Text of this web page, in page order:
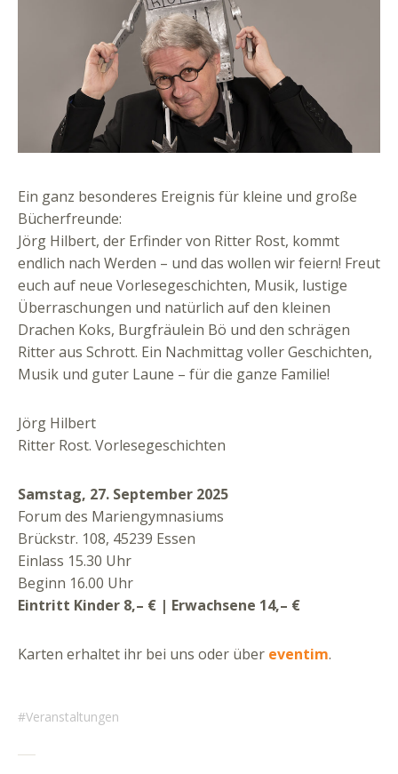
Ein ganz besonderes Ereignis für kleine und große
Bücherfreunde:
Jörg Hilbert, der Erfinder von Ritter Rost, kommt
endlich nach Werden – und das wollen wir feiern! Freut
euch auf neue Vorlesegeschichten, Musik, lustige
Überraschungen und natürlich auf den kleinen
Drachen Koks, Burgfräulein Bö und den schrägen
Ritter aus Schrott. Ein Nachmittag voller Geschichten,
Musik und guter Laune – für die ganze Familie!
Jörg Hilbert
Ritter Rost. Vorlesegeschichten
Samstag, 27. September 2025
Forum des Mariengymnasiums
Brückstr. 108, 45239 Essen
Einlass 15.30 Uhr
Beginn 16.00 Uhr
Eintritt Kinder 8,– € | Erwachsene 14,– €
Karten erhaltet ihr bei uns oder über eventim.
Veranstaltungen